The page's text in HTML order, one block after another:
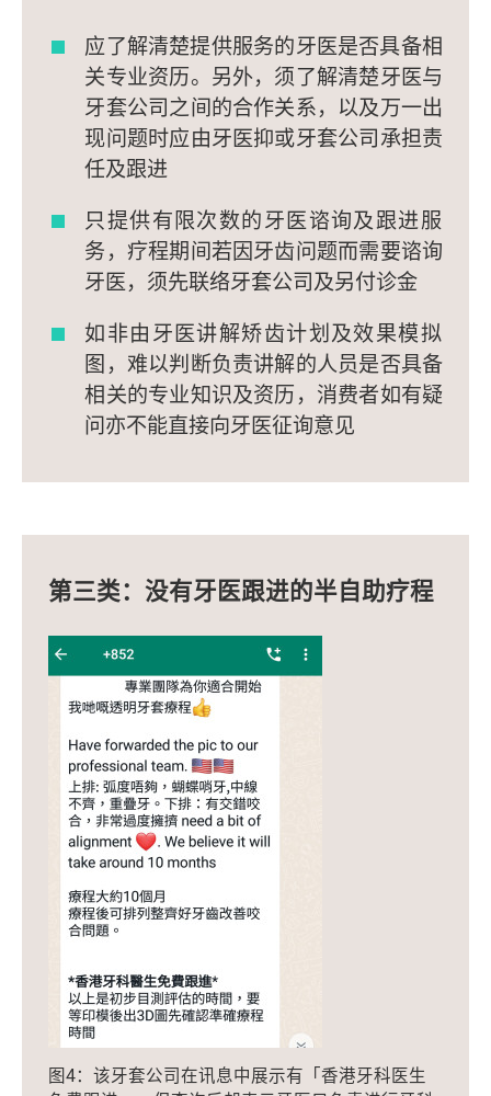
应了解清楚提供服务的牙医是否具备相
关专业资历。另外，须了解清楚牙医与
牙套公司之间的合作关系，以及万一出
现问题时应由牙医抑或牙套公司承担责
任及跟进
只提供有限次数的牙医谘询及跟进服
务，疗程期间若因牙齿问题而需要谘询
牙医，须先联络牙套公司及另付诊金
如非由牙医讲解矫齿计划及效果模拟
图，难以判断负责讲解的人员是否具备
相关的专业知识及资历，消费者如有疑
问亦不能直接向牙医征询意见
第三类：没有牙医跟进的半自助疗程
图4：该牙套公司在讯息中展示有「香港牙科医生